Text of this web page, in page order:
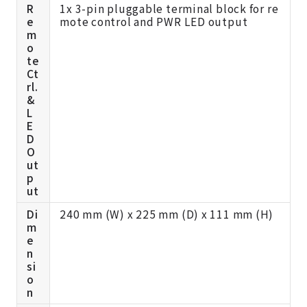
R
e
m
o
te
Ct
rl.
&
L
E
D
O
ut
p
ut
1x 3-pin pluggable terminal block for re
mote control and PWR LED output
Di
m
e
n
si
o
n
240 mm (W) x 225 mm (D) x 111 mm (H)